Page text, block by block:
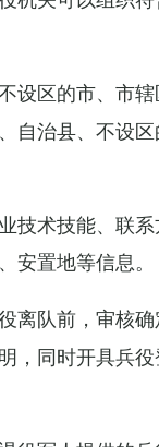
设区的市、市
自治县、不设
技术技能、联
置地等信息。
离队前，审核
，同时开具兵